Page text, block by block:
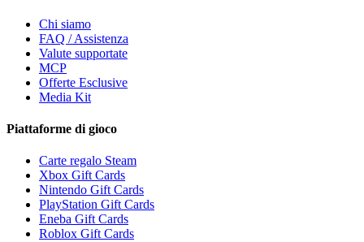
Chi siamo
FAQ / Assistenza
Valute supportate
MCP
Offerte Esclusive
Media Kit
Piattaforme di gioco
Carte regalo Steam
Xbox Gift Cards
Nintendo Gift Cards
PlayStation Gift Cards
Eneba Gift Cards
Roblox Gift Cards